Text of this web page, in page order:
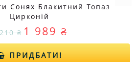
Сонях Блакитний Топаз
Цирконій
₴ 1 989 ₴
ПРИДБАТИ!